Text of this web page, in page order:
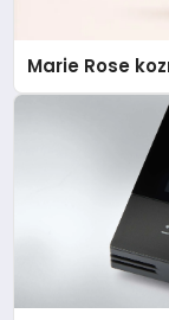
Marie Rose